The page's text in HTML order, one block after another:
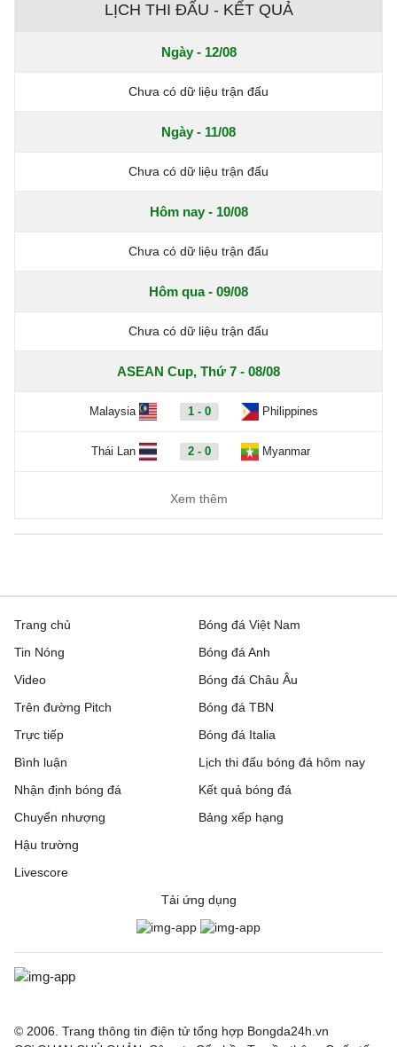
LỊCH THI ĐẤU - KẾT QUẢ
Ngày - 12/08
Chưa có dữ liệu trận đấu
Ngày - 11/08
Chưa có dữ liệu trận đấu
Hôm nay - 10/08
Chưa có dữ liệu trận đấu
Hôm qua - 09/08
Chưa có dữ liệu trận đấu
ASEAN Cup, Thứ 7 - 08/08
Malaysia 1 - 0 Philippines
Thái Lan 2 - 0 Myanmar
Xem thêm
Trang chủ
Tin Nóng
Video
Trên đường Pitch
Trực tiếp
Bóng đá Việt Nam
Bóng đá Anh
Bóng đá Châu Âu
Bóng đá TBN
Bóng đá Italia
Bình luận
Nhận định bóng đá
Chuyển nhượng
Hậu trường
Livescore
Lịch thi đấu bóng đá hôm nay
Kết quả bóng đá
Bảng xếp hạng
Tải ứng dụng
© 2006. Trang thông tin điện tử tổng hợp Bongda24h.vn